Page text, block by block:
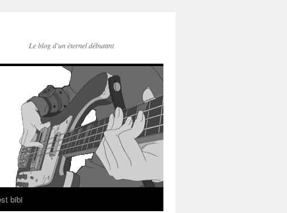
Le blog d'un éternel débutant
bibi